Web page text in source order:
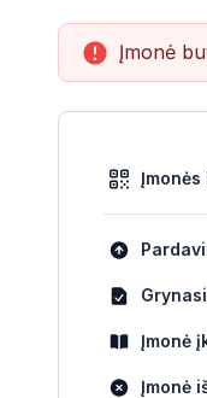
Įmonė
Įmonės
Įmonė
Įmonė